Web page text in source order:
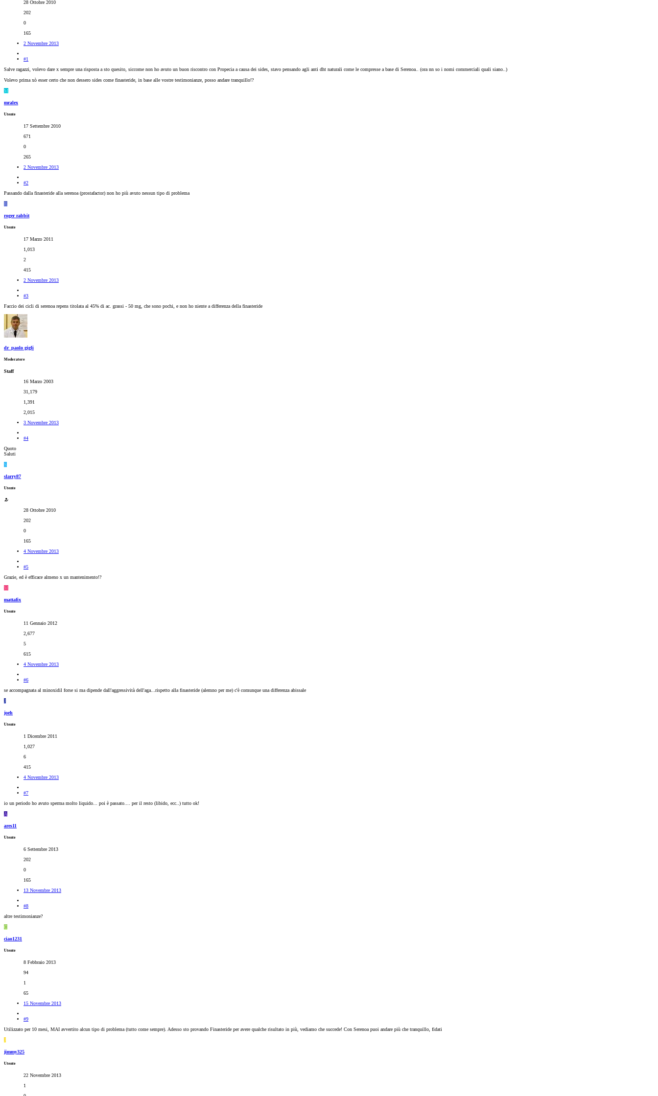
28 Ottobre 2010
202
0
165
2 Novembre 2013
#1
Salve ragazzi, volevo dare x sempre una risposta a sto quesito, siccome non ho avuto un buon riscontro con Propecia a causa dei sides, stavo pensando agli anti dht naturali come le compresse a base di Serenoa.. (ora nn so i nomi commerciali quali siano..)
Volevo prima xò esser certo che non dessero sides come finasteride, in base alle vostre testimonianze, posso andare tranquillo!?
M
mralex
Utente
17 Settembre 2010
671
0
265
2 Novembre 2013
#2
Passando dalla finasteride alla serenoa (prostafactor) non ho più avuto nessun tipo di problema
R
roger rabbit
Utente
17 Marzo 2011
1,013
2
415
2 Novembre 2013
#3
Faccio dei cicli di serenoa repens titolata al 45% di ac. grassi - 50 mg, che sono pochi, e non ho niente a differenza della finasteride
dr_paolo gigli
Moderatore
Staff
16 Marzo 2003
31,179
1,391
2,015
3 Novembre 2013
#4
Quoto
Saluti
S
slarry87
Utente
28 Ottobre 2010
202
0
165
4 Novembre 2013
#5
Grazie, ed è efficace almeno x un mantenimento!?
M
mattafix
Utente
11 Gennaio 2012
2,677
5
615
4 Novembre 2013
#6
se accompagnata al minoxidil forse si ma dipende dall'aggressività dell'aga...rispetto alla finasteride (alemno per me) c'è comunque una differenza abissale
J
joeh
Utente
1 Dicembre 2011
1,027
6
415
4 Novembre 2013
#7
io un periodo ho avuto sperma molto liquido... poi è passato.... per il resto (libido, ecc..) tutto ok!
A
ares11
Utente
6 Settembre 2013
202
0
165
13 Novembre 2013
#8
altre testimonianze?
C
ciao1231
Utente
8 Febbraio 2013
94
1
65
15 Novembre 2013
#9
Utilizzato per 10 mesi, MAI avvertito alcun tipo di problema (tutto come sempre). Adesso sto provando Finasteride per avere qualche risultato in più, vediamo che succede! Con Serenoa puoi andare più che tranquillo, fidati
J
jimmy325
Utente
22 Novembre 2013
1